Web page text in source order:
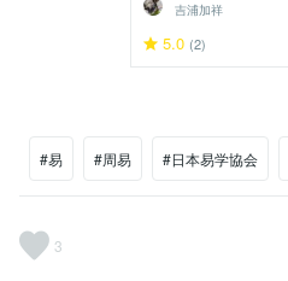
吉浦加祥
5.0 (2)
#易 #周易 #日本易学協会
3